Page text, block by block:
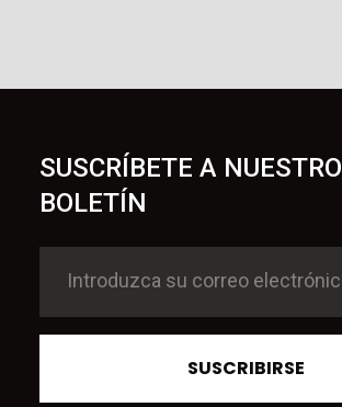
SUSCRÍBETE A NUESTRO
BOLETÍN
SUSCRIBIRSE